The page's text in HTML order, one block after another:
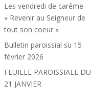
Les vendredi de carême
« Revenir au Seigneur de
tout son coeur »
Bulletin paroissial su 15
février 2026
FEUILLE PAROISSIALE DU
21 JANVIER